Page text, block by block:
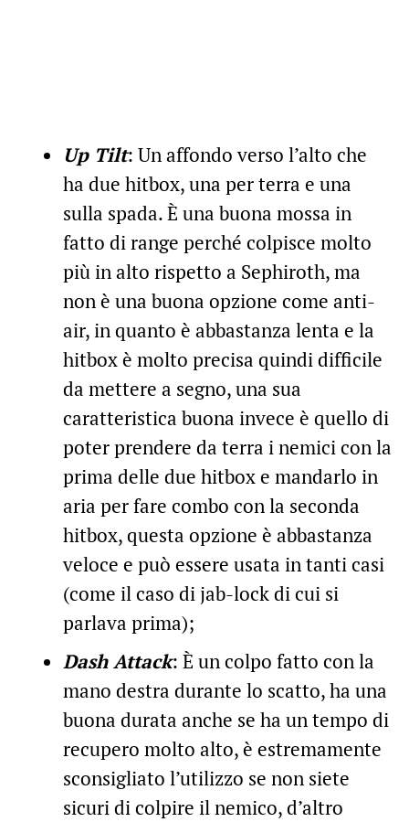
Up Tilt: Un affondo verso l’alto che
ha due hitbox, una per terra e una
sulla spada. È una buona mossa in
fatto di range perché colpisce molto
più in alto rispetto a Sephiroth, ma
non è una buona opzione come anti-
air, in quanto è abbastanza lenta e la
hitbox è molto precisa quindi difficile
da mettere a segno, una sua
caratteristica buona invece è quello di
poter prendere da terra i nemici con la
prima delle due hitbox e mandarlo in
aria per fare combo con la seconda
hitbox, questa opzione è abbastanza
veloce e può essere usata in tanti casi
(come il caso di jab-lock di cui si
parlava prima);
Dash Attack: È un colpo fatto con la
mano destra durante lo scatto, ha una
buona durata anche se ha un tempo di
recupero molto alto, è estremamente
sconsigliato l’utilizzo se non siete
sicuri di colpire il nemico, d’altro